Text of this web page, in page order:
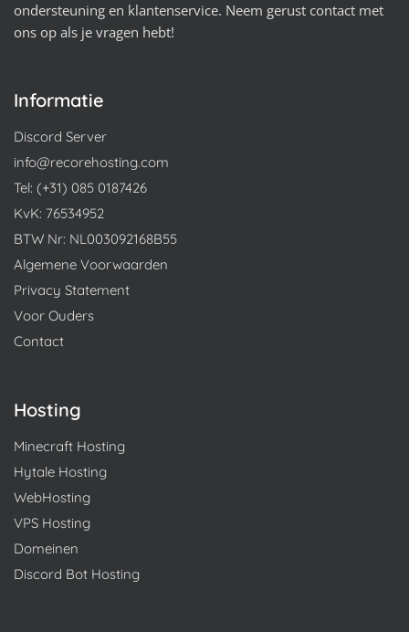
ondersteuning en klantenservice. Neem gerust contact met
ons op als je vragen hebt!
Informatie
Discord Server
info@recorehosting.com
Tel: (+31) 085 0187426
KvK: 76534952
BTW Nr: NL003092168B55
Algemene Voorwaarden
Privacy Statement
Voor Ouders
Contact
Hosting
Minecraft Hosting
Hytale Hosting
WebHosting
VPS Hosting
Domeinen
Discord Bot Hosting